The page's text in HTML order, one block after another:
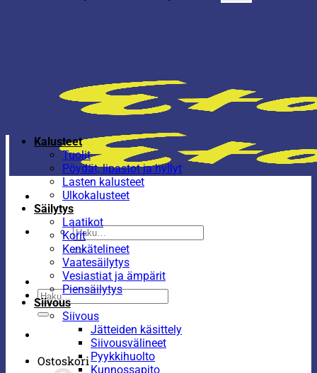
Etsi:
Etsi:
Ostoskori
Kalusteet
Tuolit
Pöydät, lipastot ja hyllyt
Lasten kalusteet
Ulkokalusteet
Säilytys
Laatikot
Korit
Kenkätelineet
Vaatesäilytys
Vesiastiat ja ämpärit
Piensäilytys
Siivous
Siivous
Jätteiden käsittely
Siivousvälineet
Pyykkihuolto
Kunnossapito